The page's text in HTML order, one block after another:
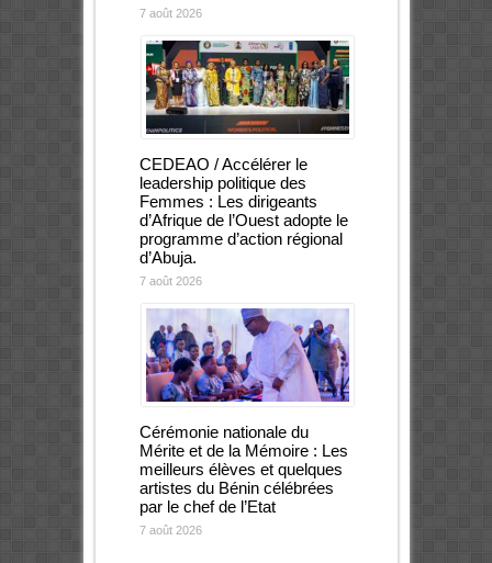
7 août 2026
CEDEAO / Accélérer le
leadership politique des
Femmes : Les dirigeants
d’Afrique de l’Ouest adopte le
programme d’action régional
d’Abuja.
7 août 2026
Cérémonie nationale du
Mérite et de la Mémoire : Les
meilleurs élèves et quelques
artistes du Bénin célébrées
par le chef de l’Etat
7 août 2026